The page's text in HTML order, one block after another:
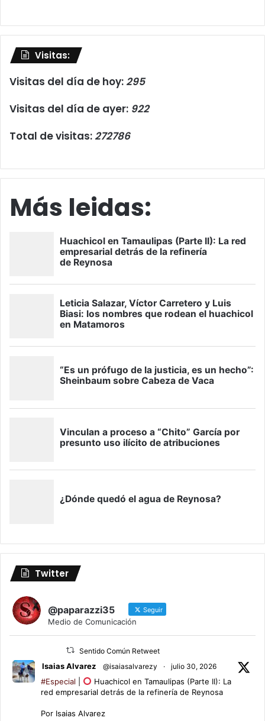
Visitas:
Visitas del día de hoy: 295
Visitas del día de ayer: 922
Total de visitas: 272786
Más leidas:
Twitter
@paparazzi35 Seguir
Medio de Comunicación
Sentido Común Retweet
Isaias Alvarez @isaiasalvarezy · julio 30, 2026
#Especial
Huachicol en Tamaulipas (Parte II): La
red empresarial detrás de la refinería de Reynosa
Por Isaias Alvarez